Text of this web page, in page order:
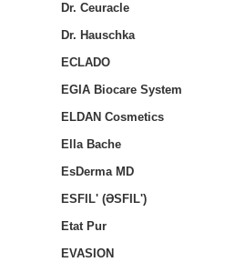
Dr. Ceuracle
Dr. Hauschka
ECLADO
EGIA Biocare System
ELDAN Cosmetics
Ella Bache
EsDerma MD
ESFIL' (ƏSFIL')
Etat Pur
EVASION